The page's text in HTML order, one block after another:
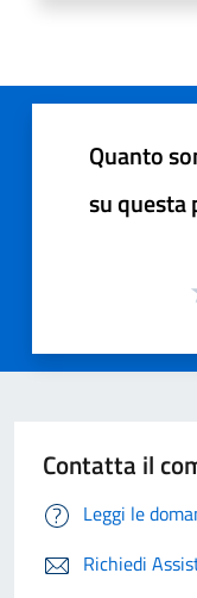
Quanto
su questa
Contatta il
Leggi le
Richiedi